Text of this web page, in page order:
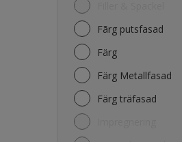
Fãrg putsfasad
Färg
Färg Metallfasad
Färg träfasad